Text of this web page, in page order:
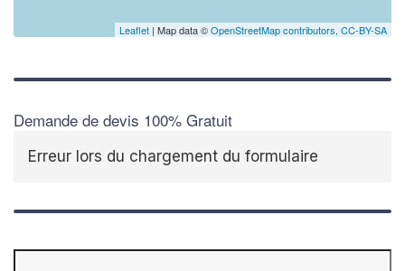
Leaflet | Map data ©OpenStreetMap contributors, CC-BY-SA
Demande de devis 100% Gratuit
Erreur lors du chargement du formulaire